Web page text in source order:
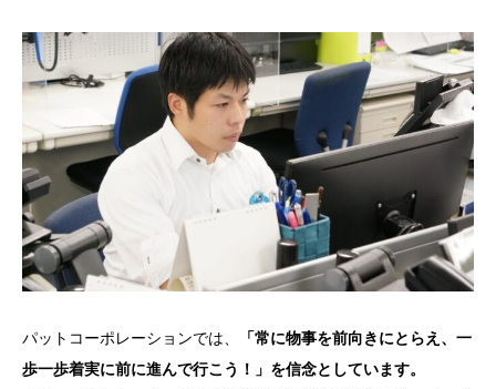
パットコーポレーションでは、
「常に物事を前向きにとらえ、一
歩一歩着実に前に進んで行こう！」を信念としています。